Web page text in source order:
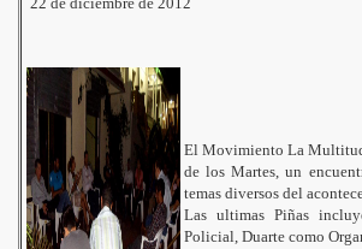
El Movimiento La
de los Martes, un
temas diversos del
Las ultimas Piñas
Policial, Duarte como